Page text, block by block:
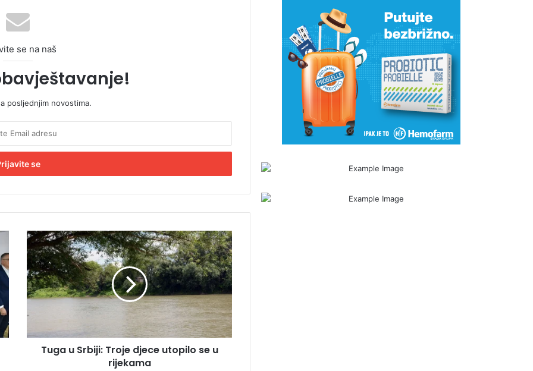
se na naš
posljednjim novostima.
T
u
g
a
u
S
i
Tuga u Srbiji: Troje djece utopilo se u
rijekama